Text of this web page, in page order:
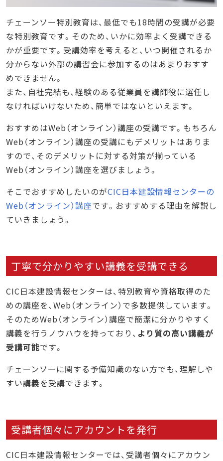
チェーンソー特別教育は、最低でも18時間の受講が必要
な特別教育です。そのため、いかに効率よく受講できる
かが重要です。受講効率を考えると、いつ開催されるか
分からない外部の講習会に参加するのはあまりおすす
めできません。
また、自社完結も、経験のある従業員を講師役に選任し
なければいけないため、簡単ではないといえます。
おすすめはWeb（オンライン）講座の受講です。もちろん
Web（オンライン）講座の受講にもデメリットはありま
すので、そのデメリットに対する対策が揃っている
Web（オンライン）講座を選びましょう。
そこでおすすめしたいのがCIC日本建設情報センターの
Web（オンライン）講座です。おすすめする理由を解説し
ていきましょう。
丁寧で分かりやすい講義を受講できる
CIC日本建設情報センターは、特別教育や資格取得のた
めの講座を、Web（オンライン）で多数提供しています。
そのためWeb（オンライン）講座で簡潔に分かりやすく
講義を行うノウハウを持っており、 より質の高い講義が
受講可能です。
チェーンソーに関する予備知識のない方でも、理解しや
すい講義を受講できます。
受講者個々にアカウントを発行
CIC日本建設情報センターでは、受講者個々にアカウン